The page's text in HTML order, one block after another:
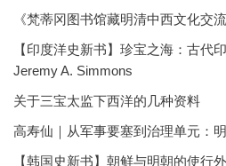
《梵蒂冈图书馆藏明清中西文化交
【印度洋史新书】珍宝之海：古代
Jeremy A. Simmons
关于三宝太监下西洋的几种资料
高寿仙｜从军事要塞到治理单元：
【韩国史新书】朝鲜与明朝的使行